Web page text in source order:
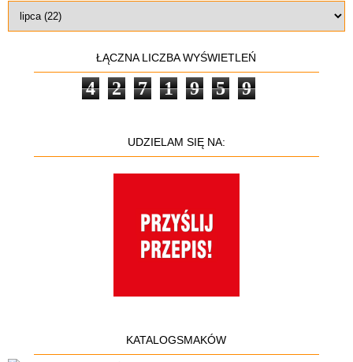
ŁĄCZNA LICZBA WYŚWIETLEŃ
4 2 7 1 9 5 9
UDZIELAM SIĘ NA:
KATALOGSMAKÓW